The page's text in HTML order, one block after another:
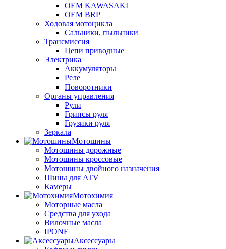
OEM KAWASAKI
OEM BRP
Ходовая мотоцикла
Сальники, пыльники
Трансмиссия
Цепи приводные
Электрика
Аккумуляторы
Реле
Поворотники
Органы управления
Рули
Грипсы руля
Грузики руля
Зеркала
Мотошины
Мотошины дорожные
Мотошины кроссовые
Мотошины двойного назначения
Шины для ATV
Камеры
Мотохимия
Моторные масла
Средства для ухода
Вилочные масла
IPONE
Аксессуары